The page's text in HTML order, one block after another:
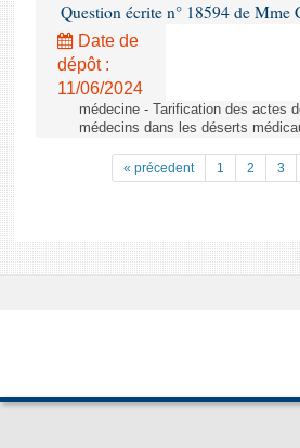
Question écrite n° 18594 de Mme
Date de
dépôt :
11/06/2024
médecine - Tarification des actes
médecins dans les déserts
« précedent 1 2 3